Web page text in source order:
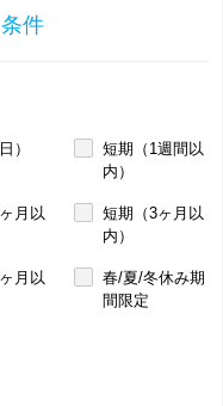
件
）
短期（1週間以
内）
月以
短期（3ヶ月以
内）
月以
春/夏/冬休み期
間限定